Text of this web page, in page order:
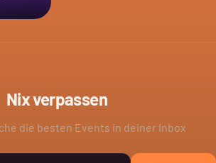
Nix verpassen
die besten Events in deiner Inbox